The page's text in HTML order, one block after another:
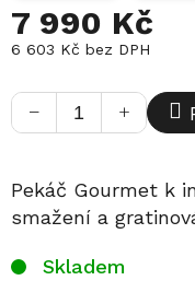
7 990 Kč
6 603 Kč bez DPH
cena:
+
−
Pekáč Gourmet k
smažení a
Skladem